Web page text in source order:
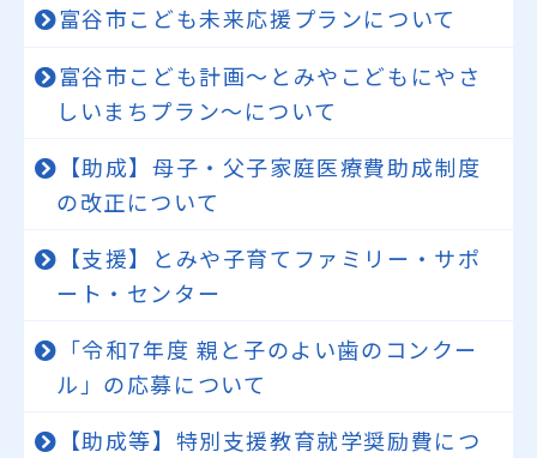
富谷市こども未来応援プランについて
富谷市こども計画～とみやこどもにやさ
しいまちプラン～について
【助成】母子・父子家庭医療費助成制度
の改正について
【支援】とみや子育てファミリー・サポ
ート・センター
「令和7年度 親と子のよい歯のコンクー
ル」の応募について
【助成等】特別支援教育就学奨励費につ